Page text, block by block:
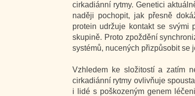
cirkadiánní rytmy. Genetici
naději pochopit, jak přesně
protein udržuje kontakt se svými
skupině. Proto zpoždění
systémů, nucených přizpůsobit se
Vzhledem ke složitostí a zatím
cirkadiánní rytmy ovlivňuje
i lidé s poškozeným genem